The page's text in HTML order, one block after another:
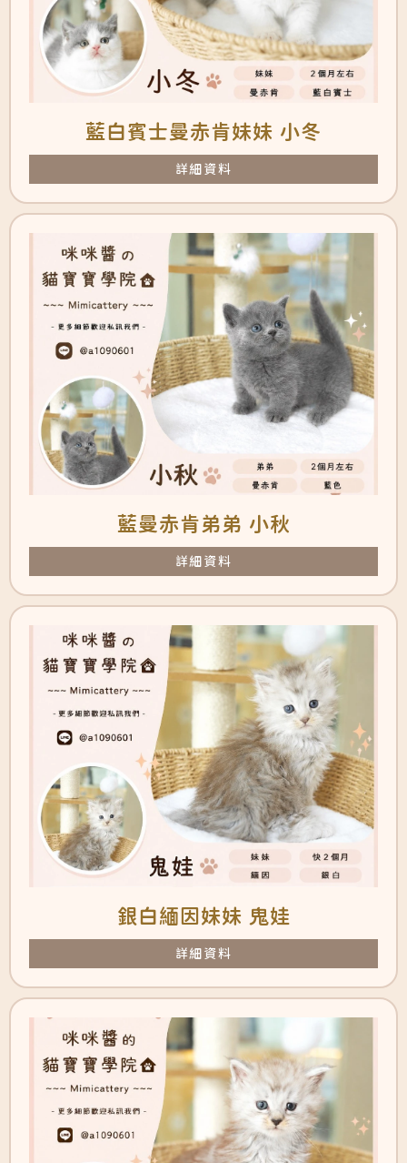
藍白賓士曼赤肯妹妹 小冬
詳細資料
藍曼赤肯弟弟 小秋
詳細資料
銀白緬因妹妹 鬼娃
詳細資料